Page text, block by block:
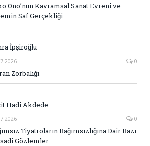
Ono’nun Kavramsal Sanat Evreni ve
Saf Gerçekliği
İpşiroğlu
0
Zorbalığı
Hadi Akdede
0
Tiyatroların Bağımsızlığına Dair Bazı
Gözlemler